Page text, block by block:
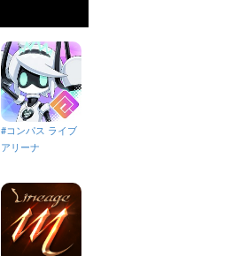
#コンパス ライブ
アリーナ